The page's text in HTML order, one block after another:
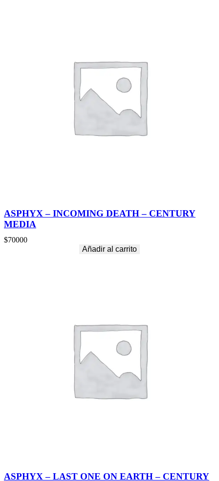
ASPHYX – INCOMING DEATH – CENTURY
MEDIA
$70000
Añadir al carrito
ASPHYX – LAST ONE ON EARTH – CENTURY